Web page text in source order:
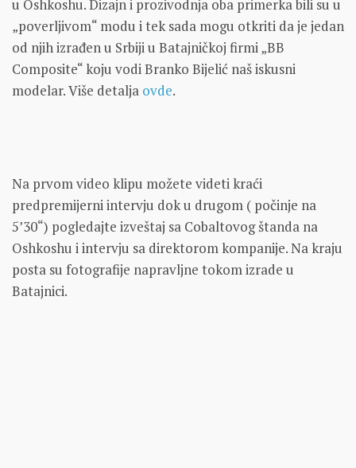
u Oshkoshu. Dizajn i prozivodnja oba primerka bili su u
„poverljivom“ modu i tek sada mogu otkriti da je jedan
od njih izrađen u Srbiji u Batajničkoj firmi „BB
Composite“ koju vodi Branko Bijelić naš iskusni
modelar. Više detalja ovde.
Na prvom video klipu možete videti kraći
predpremijerni intervju dok u drugom ( počinje na
5’30“) pogledajte izveštaj sa Cobaltovog štanda na
Oshkoshu i intervju sa direktorom kompanije. Na kraju
posta su fotografije napravljne tokom izrade u
Batajnici.